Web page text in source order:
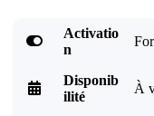

Activatio
n

Disponib
ilité
À